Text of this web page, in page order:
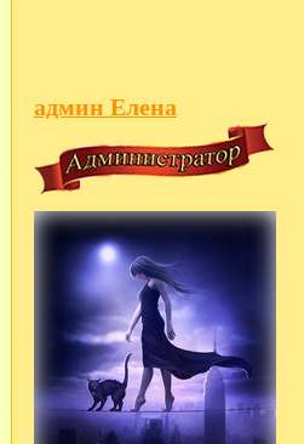
админ Елена